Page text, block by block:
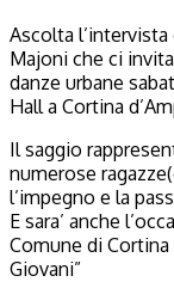
Ascolta l’intervista
Majoni che ci
danze urbane
Hall a Cortina
Il saggio
numerose
l’impegno e la
E sara’ anche
Comune di
Giovani”